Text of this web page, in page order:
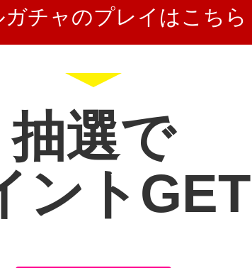
ガチャのプレイはこちら
抽選で
ント